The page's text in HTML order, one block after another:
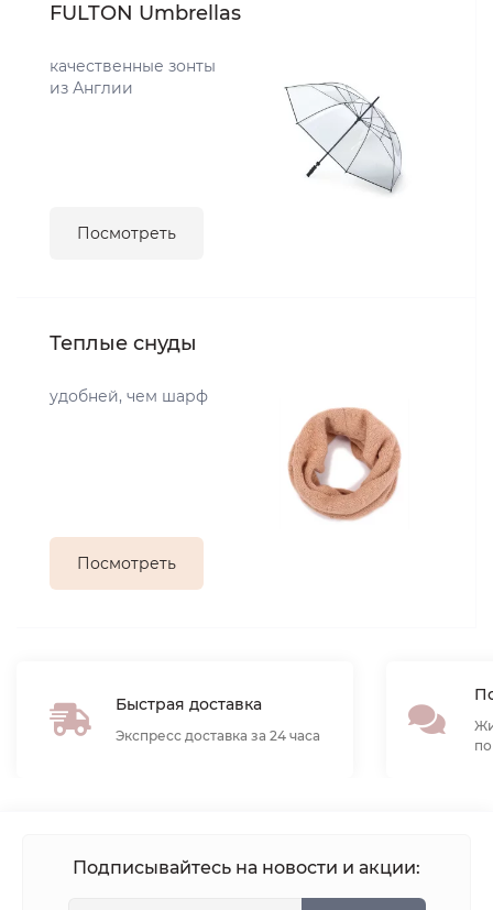
FULTON Umbrellas
качественные зонты
из Англии
Посмотреть
Теплые снуды
удобней, чем шарф
Посмотреть
Быстрая доставка
Экспресс доставка за 24 часа
Подписывайтесь на новости и акции: